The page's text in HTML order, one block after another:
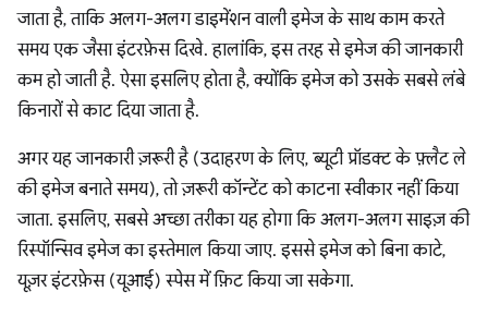
जाता है, ताकि अलग-अलग डाइमेंशन वाली इमेज के साथ काम करते
समय एक जैसा इंटरफ़ेस दिखे. हालांकि, इस तरह से इमेज की जानकारी
कम हो जाती है. ऐसा इसलिए होता है, क्योंकि इमेज को उसके सबसे लंबे
किनारों से काट दिया जाता है.
अगर यह जानकारी ज़रूरी है (उदाहरण के लिए, ब्यूटी प्रॉडक्ट के फ़्लैट ले
की इमेज बनाते समय), तो ज़रूरी कॉन्टेंट को काटना स्वीकार नहीं किया
जाता. इसलिए, सबसे अच्छा तरीका यह होगा कि अलग-अलग साइज़ की
रिस्पॉन्सिव इमेज का इस्तेमाल किया जाए. इससे इमेज को बिना काटे,
यूज़र इंटरफ़ेस (यूआई) स्पेस में फ़िट किया जा सकेगा.